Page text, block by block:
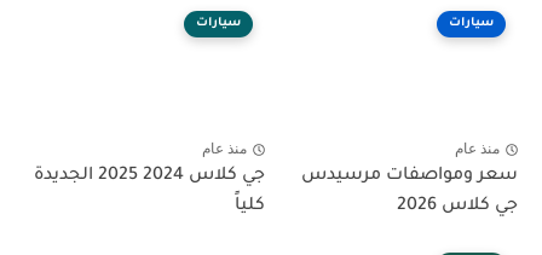
سيارات
منذ عام
سعر ومواصفات مرسيدس
جي كلاس 2026
سيارات
منذ عام
جي كلاس 2024 2025 الجديدة
كلياً